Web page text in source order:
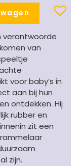
verantwoorde
van
voor baby’s in
aan bij hun
ontdekken. Hij
rubber en
zit een
zijn.